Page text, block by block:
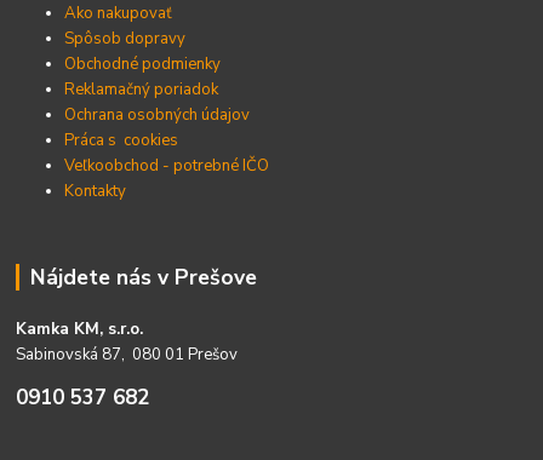
Ako nakupovať
Spôsob dopravy
Obchodné podmienky
Reklamačný poriadok
Ochrana osobných údajov
Práca s cookies
Veľkoobchod - potrebné IČO
Kontakty
Nájdete nás v Prešove
Kamka KM, s.r.o.
Sabinovská 87, 080 01 Prešov
0910 537 682